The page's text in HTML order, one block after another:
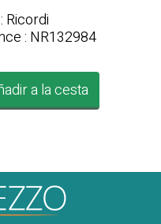
Ricordi
: NR132984
a la cesta